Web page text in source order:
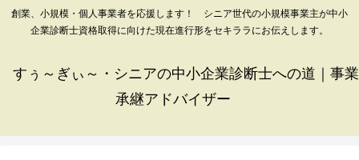
創業、小規模・個人事業者を応援します！ シニア世代の小規模事業主が中小
企業診断士資格取得に向けた現在進行形をセキララにお伝えします。
すぅ～ぎぃ～・シニアの中小企業診断士への道｜事業
承継アドバイザー